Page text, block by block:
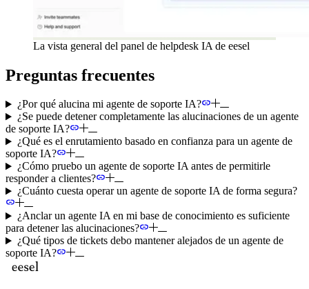
La vista general del panel de helpdesk IA de eesel
Preguntas frecuentes
¿Por qué alucina mi agente de soporte IA?
¿Se puede detener completamente las alucinaciones de un agente
de soporte IA?
¿Qué es el enrutamiento basado en confianza para un agente de
soporte IA?
¿Cómo pruebo un agente de soporte IA antes de permitirle
responder a clientes?
¿Cuánto cuesta operar un agente de soporte IA de forma segura?
¿Anclar un agente IA en mi base de conocimiento es suficiente
para detener las alucinaciones?
¿Qué tipos de tickets debo mantener alejados de un agente de
soporte IA?